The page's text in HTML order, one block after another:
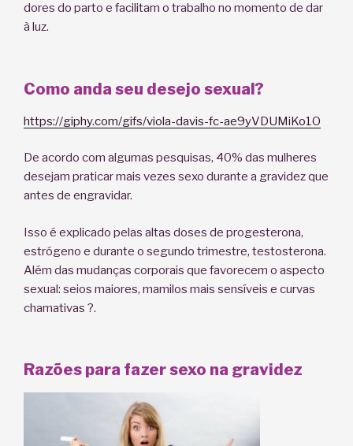
dores do parto e facilitam o trabalho no momento de dar
à luz.
Como anda seu desejo sexual?
https://giphy.com/gifs/viola-davis-fc-ae9yVDUMiKo1O
De acordo com algumas pesquisas, 40% das mulheres
desejam praticar mais vezes sexo durante a gravidez que
antes de engravidar.
Isso é explicado pelas altas doses de progesterona,
estrógeno e durante o segundo trimestre, testosterona.
Além das mudanças corporais que favorecem o aspecto
sexual: seios maiores, mamilos mais sensíveis e curvas
chamativas ?.
Razões para fazer sexo na gravidez